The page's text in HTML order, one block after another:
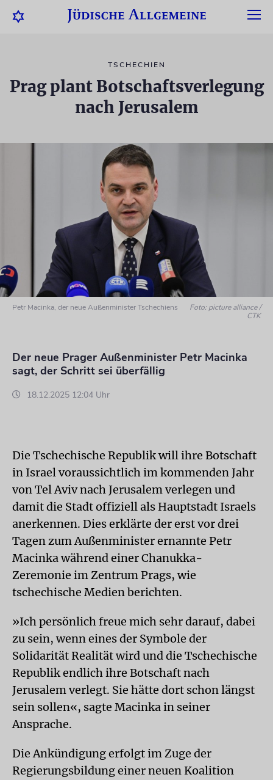
TSCHECHIEN
Prag plant Botschaftsverlegung
nach Jerusalem
Petr Macinka, der neue Außenminister Tschechiens
Foto: picture alliance /
CTK
Der neue Prager Außenminister Petr Macinka
sagt, der Schritt sei überfällig
18.12.2025 12:04 Uhr
Die Tschechische Republik will ihre Botschaft
in Israel voraussichtlich im kommenden Jahr
von Tel Aviv nach Jerusalem verlegen und
damit die Stadt offiziell als Hauptstadt Israels
anerkennen. Dies erklärte der erst vor drei
Tagen zum Außenminister ernannte Petr
Macinka während einer Chanukka-
Zeremonie im Zentrum Prags, wie
tschechische Medien berichten.
»Ich persönlich freue mich sehr darauf, dabei
zu sein, wenn eines der Symbole der
Solidarität Realität wird und die Tschechische
Republik endlich ihre Botschaft nach
Jerusalem verlegt. Sie hätte dort schon längst
sein sollen«, sagte Macinka in seiner
Ansprache.
Die Ankündigung erfolgt im Zuge der
Regierungsbildung einer neuen Koalition